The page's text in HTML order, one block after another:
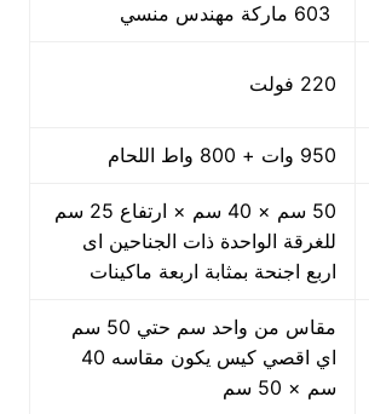
220 فولت
950 وات + 800 واط اللحام
50 سم × 40 سم × ارتفاع 25 سم
للغرقة الواحدة ذات الجناحين اى
اربع اجنحة بمثابة اربعة ماكينات
مقاس من واحد سم حتي 50 سم
اي اقصي كيس يكون مقاسه 40
سم × 50 سم